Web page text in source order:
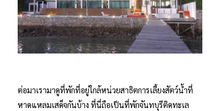
ต่อมาเรามาดูที่พักที่อยู่ใกล้หน่วยสาธิตการเลี้ยงสัตว์น้ำที่
หาดแหลมเสด็จกันบ้าง ที่นี่ถือเป็นที่พักจันทบุรีติดทะเล